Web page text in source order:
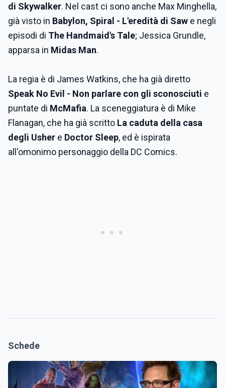
di Skywalker. Nel cast ci sono anche Max Minghella,
già visto in Babylon, Spiral - L'eredità di Saw e negli
episodi di The Handmaid's Tale; Jessica Grundle,
apparsa in Midas Man.
La regia è di James Watkins, che ha già diretto
Speak No Evil - Non parlare con gli sconosciuti e
puntate di McMafia. La sceneggiatura è di Mike
Flanagan, che ha già scritto La caduta della casa
degli Usher e Doctor Sleep, ed è ispirata
all'omonimo personaggio della DC Comics.
Schede